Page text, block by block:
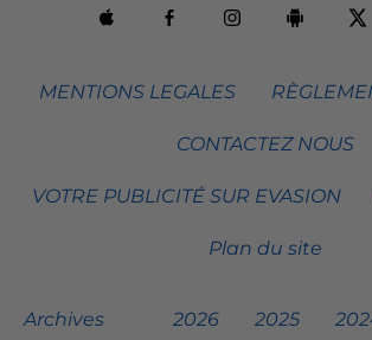
MENTIONS LEGALES
CONTACTEZ NOUS
VOTRE PUBLICITÉ SUR EVASION
Plan du site
Archives 2026 2025